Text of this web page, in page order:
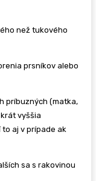
než tukového
prsníkov alebo
príbuzných (matka,
vyššia
aj v prípade ak
sa s rakovinou